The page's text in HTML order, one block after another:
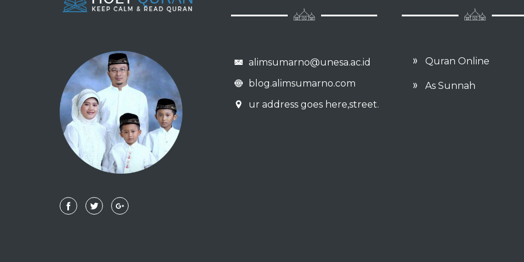
alimsumarno@unesa.ac.id
blog.alimsumarno.com
ur address goes here,street.
Quran Online
As Sunnah